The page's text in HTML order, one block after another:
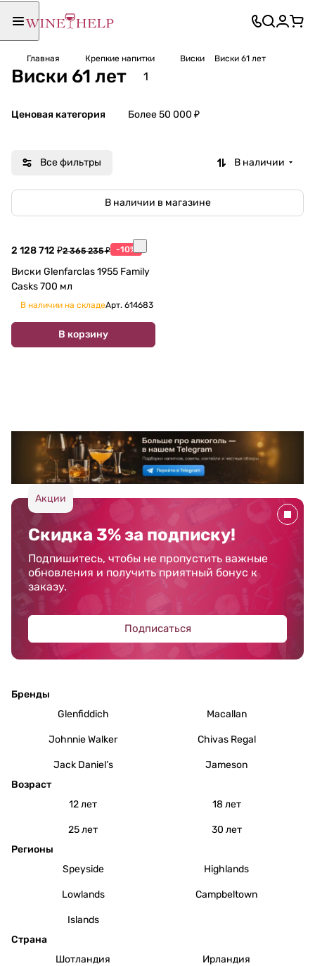
Главная Крепкие напитки Виски Виски 61 лет
Виски 61 лет 1
Ценовая категория Более 50 000 ₽
Все фильтры В наличии
В наличии в магазине
2 128 712 ₽2 365 235 ₽ -10%
Виски Glenfarclas 1955 Family
Casks 700 мл
В наличии на складеАрт. 614683
В корзину
Акции
Скидка 3% за подписку!
Подпишитесь, чтобы не пропустить важные
обновления и получить приятный бонус к
заказу.
Подписаться
Бренды
Glenfiddich
Macallan
Johnnie Walker Chivas Regal
Jack Daniel’s
Jameson
Возраст
12 лет
18 лет
25 лет
30 лет
Регионы
Speyside
Highlands
Lowlands Campbeltown
Islands
Страна
Шотландия
Ирландия